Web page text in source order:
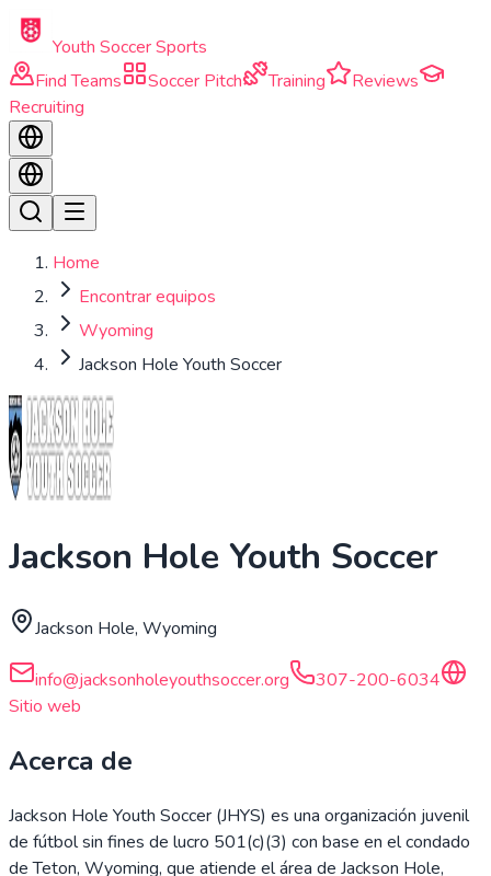
Skip to main content
Youth Soccer Sports
Find Teams
Soccer Pitch Training
Reviews
Recruiting
Home
Encontrar equipos
Wyoming
Jackson Hole Youth Soccer
Jackson Hole Youth Soccer
Jackson Hole, Wyoming
info@jacksonholeyouthsoccer.org
307-200-6034
Sitio web
Acerca de
Jackson Hole Youth Soccer (JHYS) es una organización juvenil
de fútbol sin fines de lucro 501(c)(3) con base en el condado
de Teton, Wyoming, que atiende el área de Jackson Hole,